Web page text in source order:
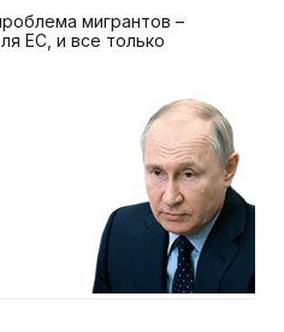
мигрантов –
ЕС, и все только